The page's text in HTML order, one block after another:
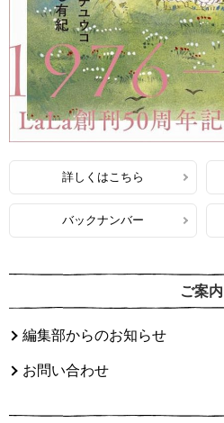
詳しくはこちら
バックナンバー
ご案内
編集部からのお知らせ
お問い合わせ